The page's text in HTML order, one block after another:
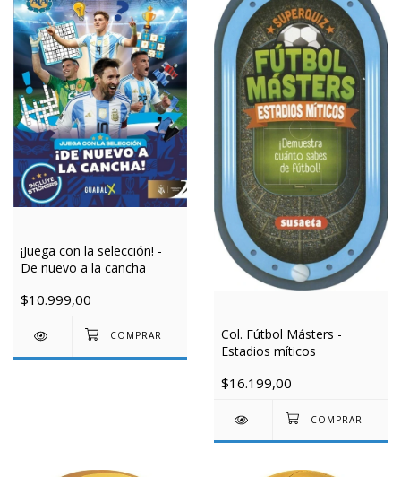
¡Juega con la selección! -
De nuevo a la cancha
$10.999,00
Col. Fútbol Másters -
Estadios míticos
$16.199,00